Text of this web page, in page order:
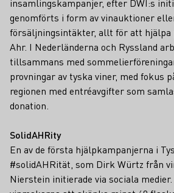
genomförts i form av vinauktioner
försäljningsintäkter, allt för att hjälpa
Ahr. I Nederländerna och Ryssland
tillsammans med
provningar av tyska viner, med fokus
regionen med entréavgifter som
donation.
SolidAHRity
En av de första hjälpkampanjerna i
#solidAHRität, som Dirk Würtz från
Nierstein initierade via sociala